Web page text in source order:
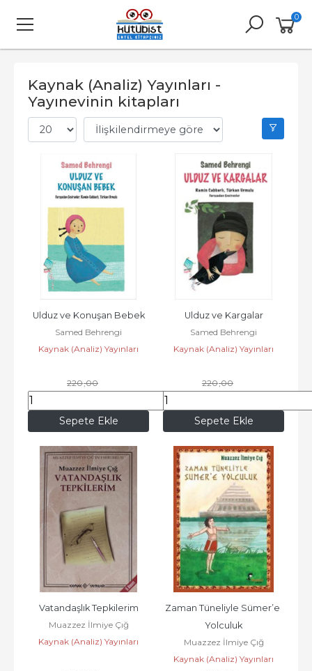
0
Kaynak (Analiz) Yayınları -
Yayınevinin kitapları
Sepete Ekle
Ulduz ve Konuşan Bebek
Samed Behrengi
Kaynak (Analiz) Yayınları
220,00
193,60
Sepete Ekle
Ulduz ve Kargalar
Samed Behrengi
Kaynak (Analiz) Yayınları
220,00
193,60
Vatandaşlık Tepkilerim
Muazzez İlmiye Çığ
Kaynak (Analiz) Yayınları
Zaman Tüneliyle Sümer’e
Yolculuk
Muazzez İlmiye Çığ
Kaynak (Analiz) Yayınları